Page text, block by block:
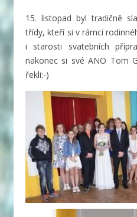
15. listopad byl tradičně slavnostní chvílí pro žáky 9.
třídy, kteří si v rámci
i starosti svatebních
nakonec si své ANO Tom
řekli:-)